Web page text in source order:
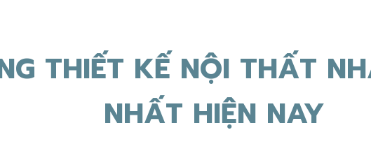
THIẾT KẾ NỘI THẤT
NHẤT HIỆN NAY